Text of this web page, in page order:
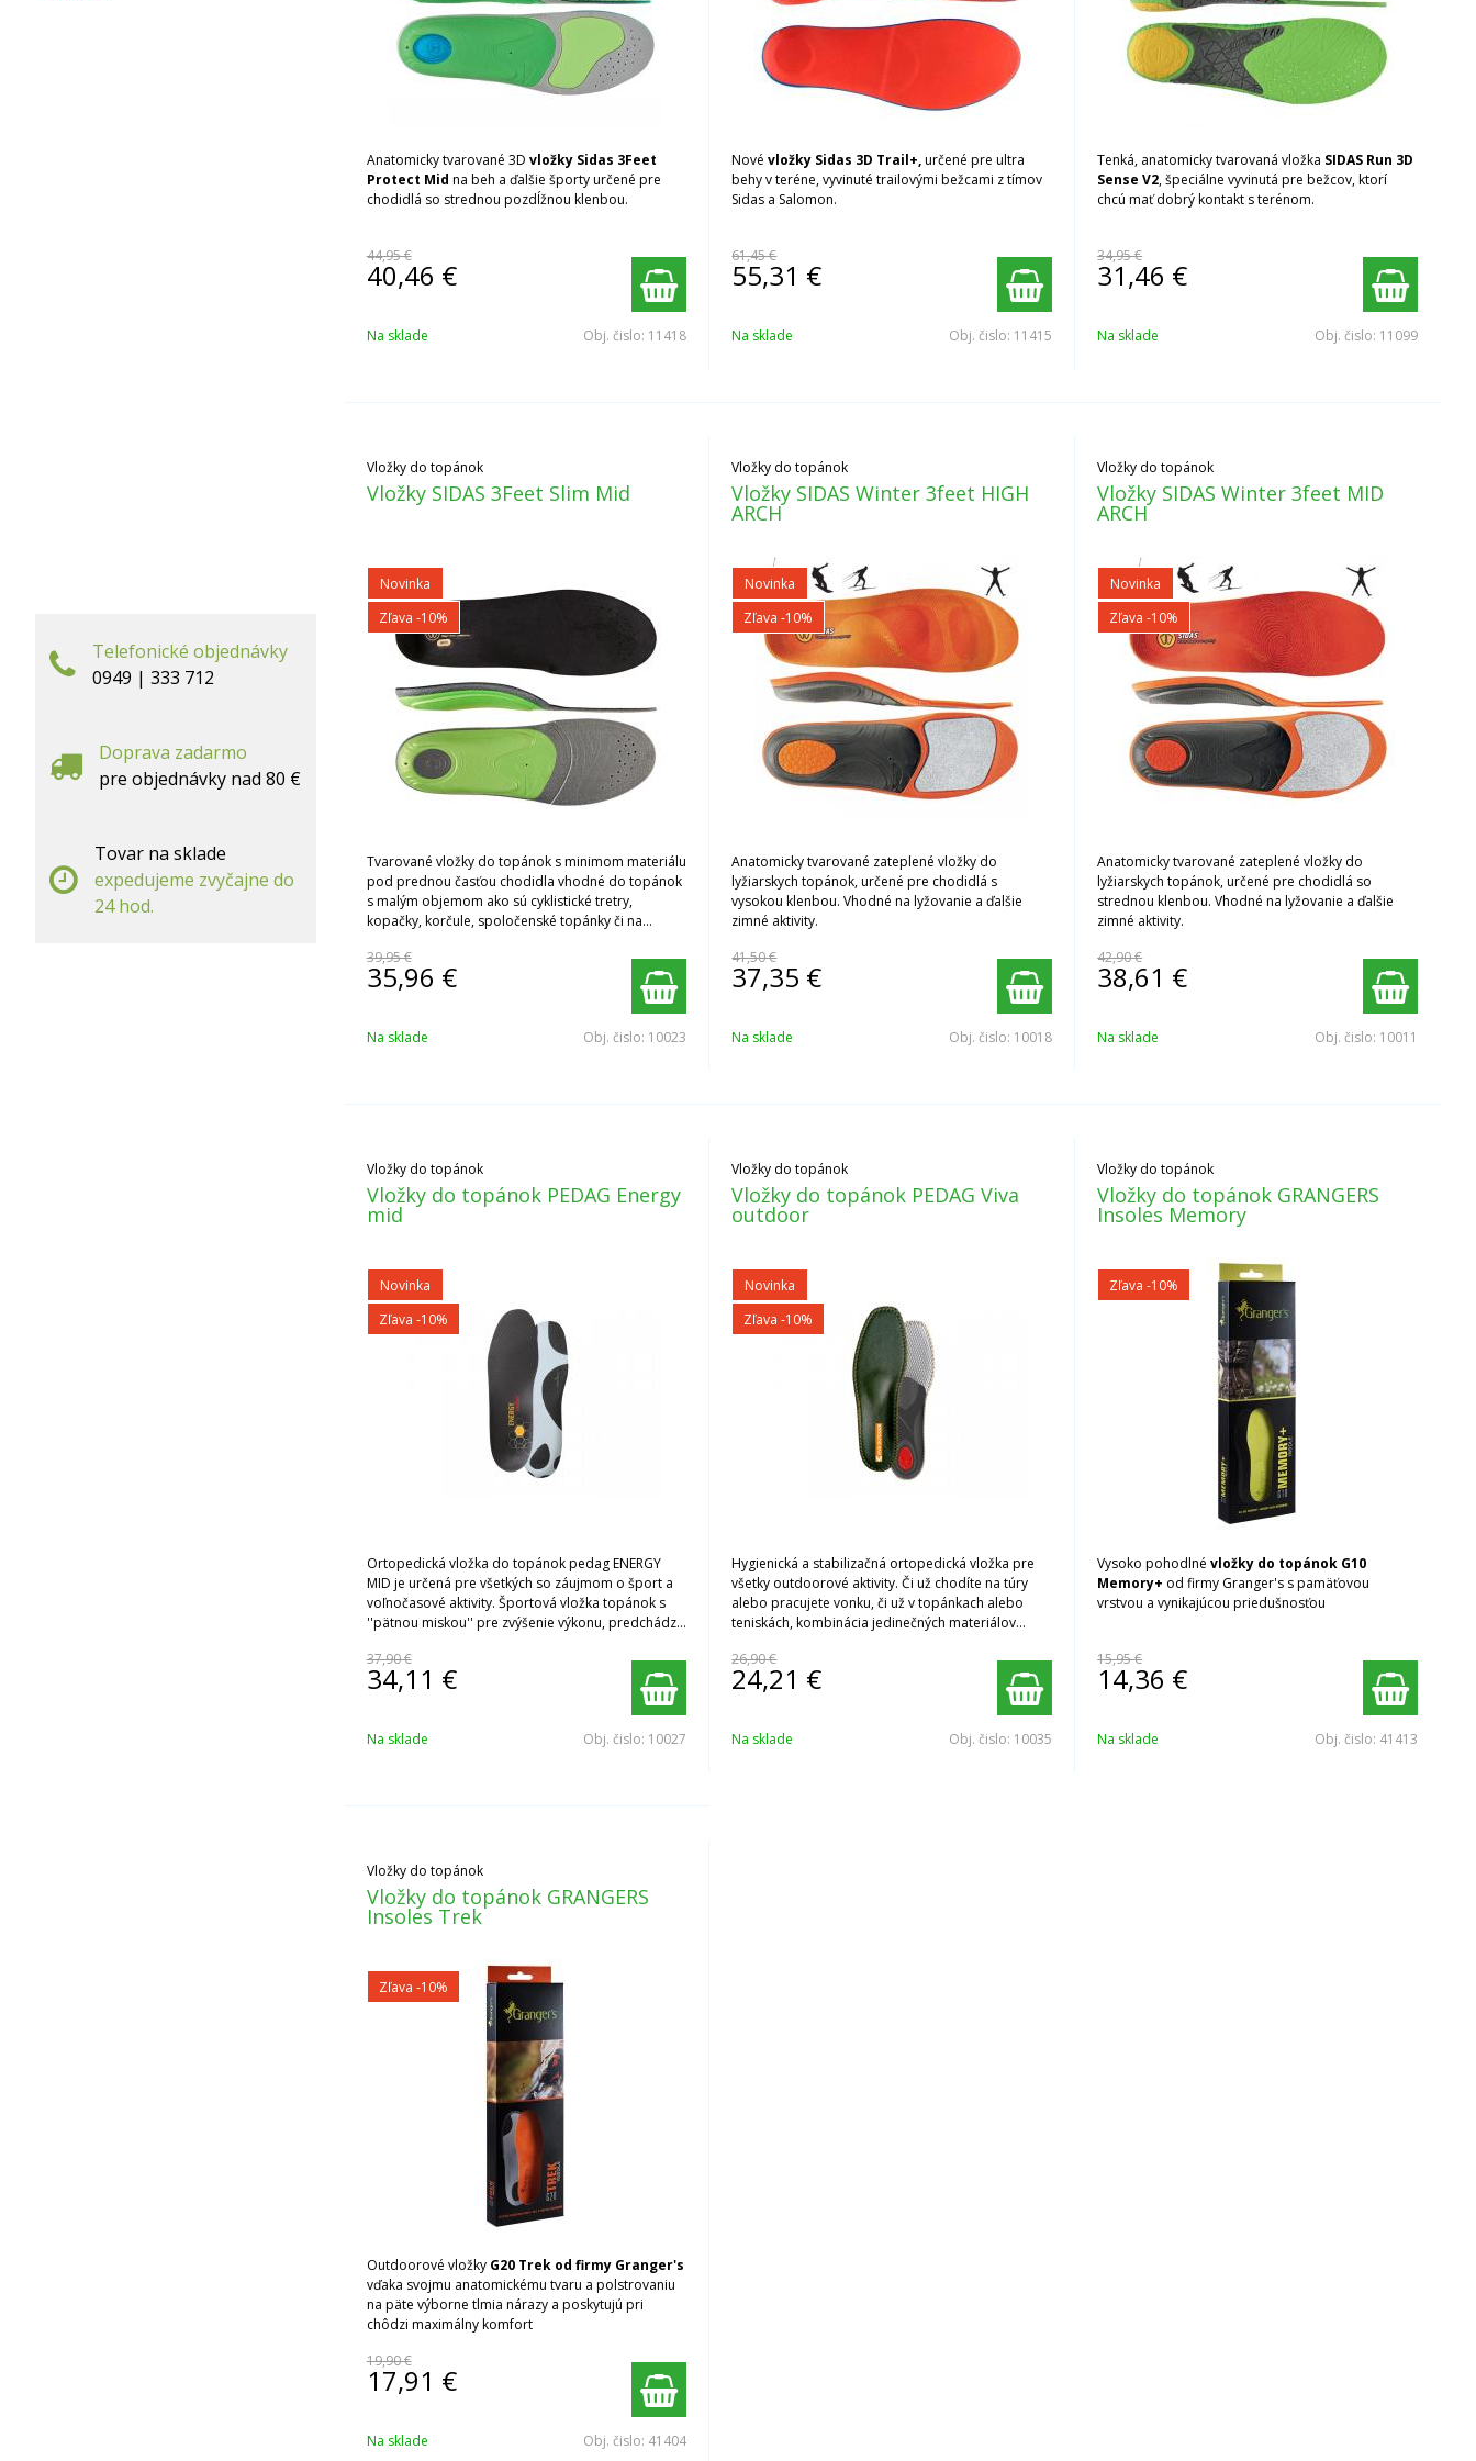
Anatomicky tvarované 3D vložky Sidas 3Feet
Protect Mid na beh a ďalšie športy určené pre
chodidlá so strednou pozdĺžnou klenbou.
44,95 €
40,46 €
Na sklade Obj. čislo: 11418
Novévložky Sidas 3D Trail+,určené pre ultra
behy v teréne, vyvinuté trailovými bežcami z tímov
Sidas a Salomon.
61,45 €
55,31 €
Na sklade Obj. čislo: 11415
Tenká, anatomicky tvarovaná vložka SIDAS Run 3D
Sense V2, špeciálne vyvinutá pre bežcov, ktorí
chcú mať dobrý kontakt s terénom.
34,95 €
31,46 €
Na sklade Obj. čislo: 11099
Vložky do topánok
Vložky SIDAS 3Feet Slim Mid
Novinka
Zľava -10%
Tvarované vložky do topánok s minimom materiálu
pod prednou časťou chodidla vhodné do topánok
s malým objemom ako sú cyklistické tretry,
kopačky, korčule, spoločenské topánky či na
39,95 €
35,96 €
Na sklade Obj. čislo: 10023
Vložky do topánok
Vložky SIDAS Winter 3feet HIGH
ARCH
Novinka
Zľava -10%
Anatomicky tvarované zateplené vložky do
lyžiarskych topánok, určené pre chodidlá s
vysokou klenbou. Vhodné na lyžovanie a ďalšie
zimné aktivity.
41,50 €
37,35 €
Na sklade Obj. čislo: 10018
Vložky do topánok
Vložky SIDAS Winter 3feet MID
ARCH
Novinka
Zľava -10%
Anatomicky tvarované zateplené vložky do
lyžiarskych topánok, určené pre chodidlá so
strednou klenbou. Vhodné na lyžovanie a ďalšie
zimné aktivity.
42,90 €
38,61 €
Na sklade Obj. čislo: 10011
Vložky do topánok
Vložky do topánok PEDAG Energy
mid
Novinka
Zľava -10%
Ortopedická vložka do topánok pedag ENERGY
MID je určená pre všetkých so záujmom o šport a
voľnočasové aktivity. Športová vložka topánok s
''pätnou miskou'' pre zvýšenie výkonu, predchádza
prirodzenom pohybe.
37,90 €
34,11 €
Na sklade Obj. čislo: 10027
Vložky do topánok
Vložky do topánok PEDAG Viva
outdoor
Novinka
Zľava -10%
Hygienická a stabilizačná ortopedická vložka pre
všetky outdoorové aktivity. Či už chodíte na túry
alebo pracujete vonku, či už v topánkach alebo
teniskách, kombinácia jedinečných materiálov
26,90 €
24,21 €
Na sklade Obj. čislo: 10035
Vložky do topánok
Vložky do topánok GRANGERS
Insoles Memory
Zľava -10%
Vysoko pohodlnévložky do topánok G10
Memory+ od firmy Granger's s pamäťovou
vrstvou a vynikajúcou priedušnosťou
15,95 €
14,36 €
Na sklade Obj. čislo: 41413
Vložky do topánok
Vložky do topánok GRANGERS
Insoles Trek
Zľava -10%
Outdoorové vložky G20 Trek od firmy Granger's
vďaka svojmu anatomickému tvaru a polstrovaniu
na päte výborne tlmia nárazy a poskytujú pri
chôdzi maximálny komfort
19,90 €
17,91 €
Na sklade Obj. čislo: 41404
Telefonické objednávky
0949 | 333 712
Doprava zadarmo
pre objednávky nad 80 €
Tovar na sklade
expedujeme zvyčajne do
24 hod.